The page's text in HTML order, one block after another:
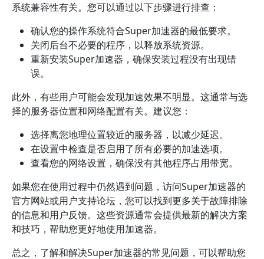
系统兼容性有关。您可以通过以下步骤进行排查：
确认您的操作系统符合Super加速器的最低要求。
关闭后台不必要的程序，以释放系统资源。
重新安装Super加速器，确保安装过程没有出现错
误。
此外，有些用户可能会发现加速效果不明显。这通常与选
择的服务器位置和网络配置有关。建议您：
选择离您地理位置较近的服务器，以减少延迟。
在设置中检查是否启用了所有必要的加速选项。
查看您的网络设置，确保没有其他程序占用带宽。
如果您在使用过程中仍然遇到问题，访问Super加速器的
官方网站或用户支持论坛，您可以找到更多关于故障排除
的信息和用户反馈。这些资源通常会提供最新的解决方案
和技巧，帮助您更好地使用加速器。
总之，了解和解决Super加速器的常见问题，可以帮助您